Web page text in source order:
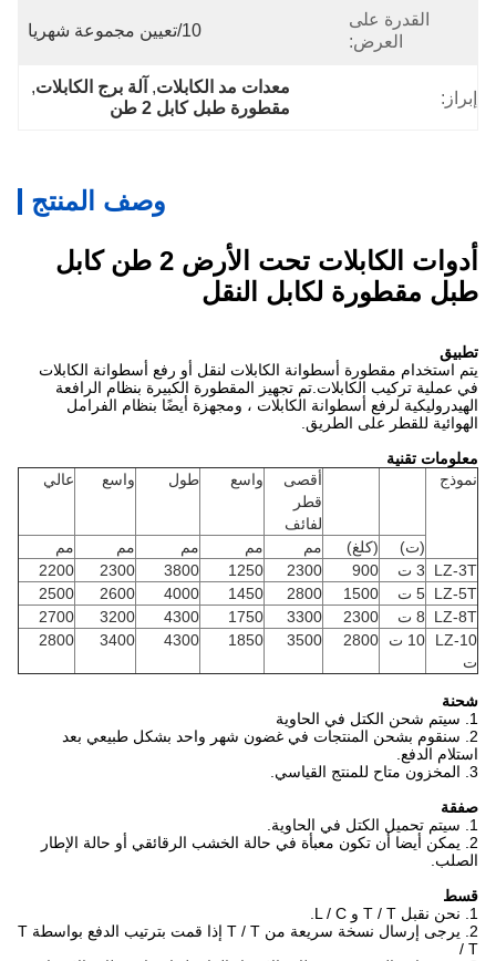
القدرة على
العرض:
10/تعيين مجموعة شهريا
إبراز:
معدات مد الكابلات, آلة برج الكابلات,
مقطورة طبل كابل 2 طن
وصف المنتج
أدوات الكابلات تحت الأرض 2 طن كابل
طبل مقطورة لكابل النقل
تطبيق
يتم استخدام مقطورة أسطوانة الكابلات لنقل أو رفع أسطوانة الكابلات
في عملية تركيب الكابلات.تم تجهيز المقطورة الكبيرة بنظام الرافعة
الهيدروليكية لرفع أسطوانة الكابلات ، ومجهزة أيضًا بنظام الفرامل
الهوائية للقطر على الطريق.
معلومات تقنية
نموذج
أقصى
قطر
لفائف
واسع طول واسع عالي
(ت) (كلغ) مم مم مم مم
مم
LZ-3T
900
2300
1250
3800
2300
2200
LZ-5T
5 ت 1500
2800
1450
4000
2600
2500
LZ-8T
2300
3300
1750
4300
3200
2700
LZ-10
ت
10 ت 2800
3500
1850
4300
3400
2800
شحنة
2. سنقوم بشحن المنتجات في غضون شهر واحد بشكل طبيعي بعد
استلام الدفع.
صفقة
2. يمكن أيضا أن تكون معبأة في حالة الخشب الرقائقي أو حالة الإطار
الصلب.
قسط
بواسطة T
/ T